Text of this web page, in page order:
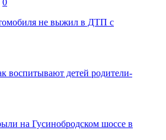
не выжил в ДТП с
воспитывают детей родители-
на Гусинобродском шоссе в